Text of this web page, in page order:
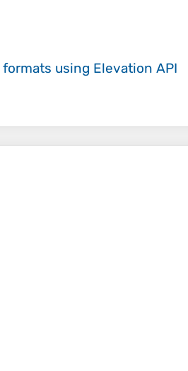
formats using Elevation API